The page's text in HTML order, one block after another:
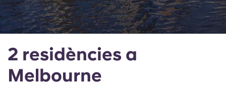
Català
Italian
2 residències a
Melbourne